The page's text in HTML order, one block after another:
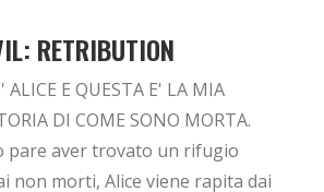
RETRIBUTION
E QUESTA E' LA MIA
DI COME SONO MORTA.
pare aver trovato un rifugio
non morti, Alice viene rapita dai